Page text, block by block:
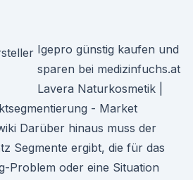
Igepro günstig kaufen und
sparen bei medizinfuchs.at
Lavera Naturkosmetik |
- Market
Darüber hinaus muss der
Segmente ergibt, die für das
Problem oder eine Situation